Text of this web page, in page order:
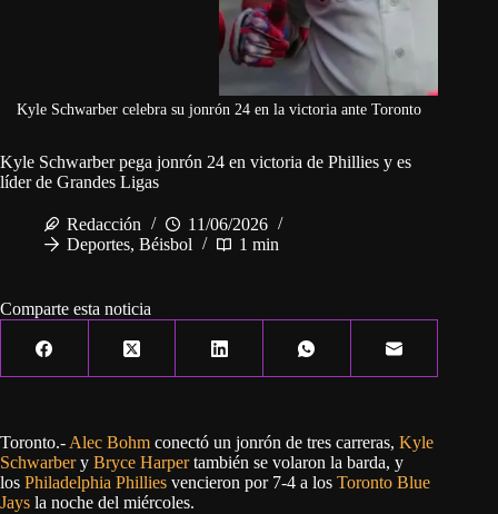
Kyle Schwarber celebra su jonrón 24 en la victoria ante Toronto
Kyle Schwarber pega jonrón 24 en victoria de Phillies y es
líder de Grandes Ligas
Redacción
11/06/2026
Deportes, Béisbol 1 min
Comparte esta noticia
Toronto.- Alec Bohm conectó un jonrón de tres carreras, Kyle
Schwarbery Bryce Harpertambién se volaron la barda, y
los Philadelphia Phillies vencieron por 7-4 a los Toronto Blue
Jays la noche del miércoles.